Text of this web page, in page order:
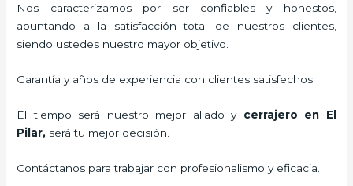
Nos caracterizamos por ser confiables y honestos,
apuntando a la satisfacción total de nuestros clientes,
siendo ustedes nuestro mayor objetivo.
Garantía y años de experiencia con clientes satisfechos.
El tiempo será nuestro mejor aliado y cerrajero en El
Pilar, será tu mejor decisión.
Contáctanos para trabajar con profesionalismo y eficacia.